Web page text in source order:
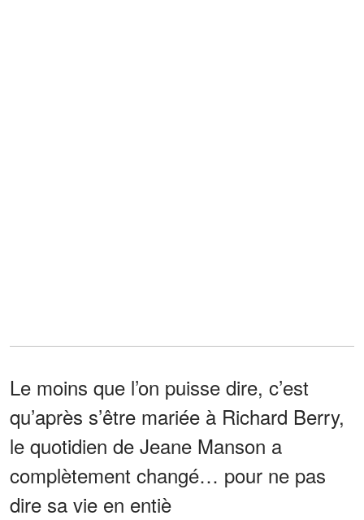
Le moins que l’on puisse dire, c’est
qu’après s’être mariée à Richard Berry,
le quotidien de Jeane Manson a
complètement changé… pour ne pas
dire sa vie en entiè